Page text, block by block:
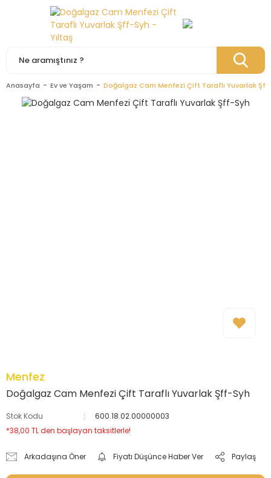
Anasayfa Ev ve Yaşam Doğalgaz Cam Menfezi Çift Taraflı Yuvarlak
Menfez
Doğalgaz Cam Menfezi Çift Taraflı Yuvarlak Şff-Syh
Stok Kodu
600.18.02.00000003
*38,00 TL den başlayan taksitlerle!
Arkadaşına Öner Fiyatı Düşünce Haber Ver Paylaş